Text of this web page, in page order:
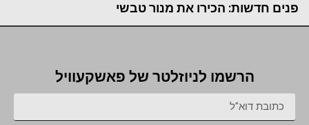
פנים חדשות: הכירו את מנור טבשי
הרשמו לניוזלטר של פאשקעוויל